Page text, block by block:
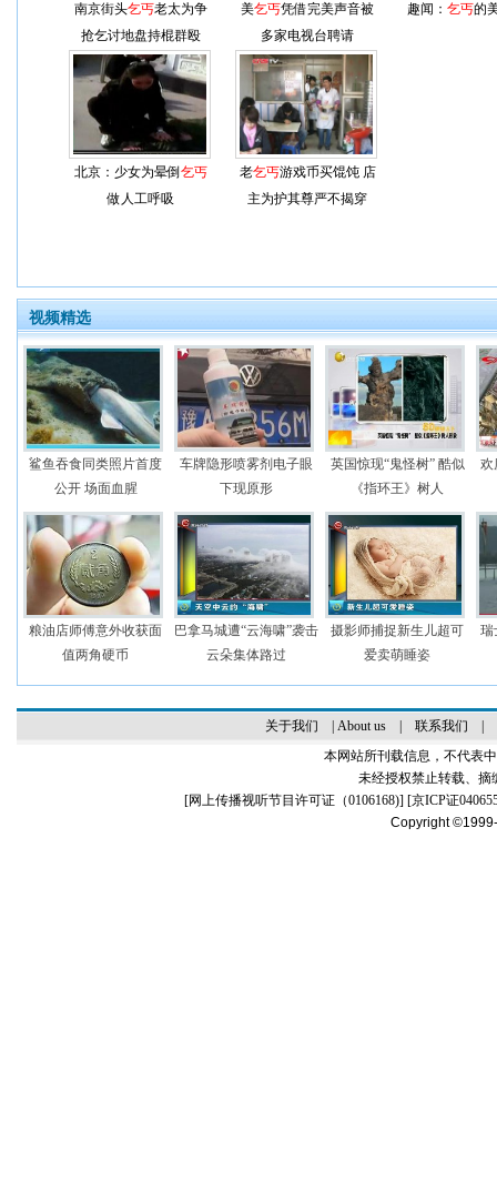
南京街头乞丐老太为争
抢乞讨地盘持棍群殴
美乞丐凭借完美声音被
多家电视台聘请
趣闻： 乞丐的
北京：少女为晕倒 乞丐
做人工呼吸
老乞丐游戏币买馄饨 店
主为护其尊严不揭穿
视频精选
鲨鱼吞食同类照片首度
公开 场面血腥
车牌隐形喷雾剂电子眼
下现原形
英国惊现“鬼怪树” 酷似
《指环王》树人
欢
粮油店师傅意外收获面
值两角硬币
巴拿马城遭“云海啸”袭击
云朵集体路过
摄影师捕捉新生儿超可
爱卖萌睡姿
瑞
关于我们 About us| 联系我们
本网站所刊载信息，不代表
未经授权禁止转载、摘
[网上传播视听节目许可证（0106168)] [京ICP证
Copyright